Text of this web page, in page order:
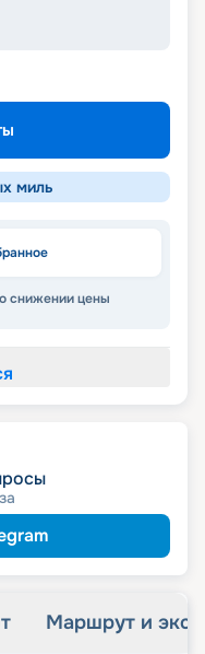
миль
снижении цены
Маршрут и